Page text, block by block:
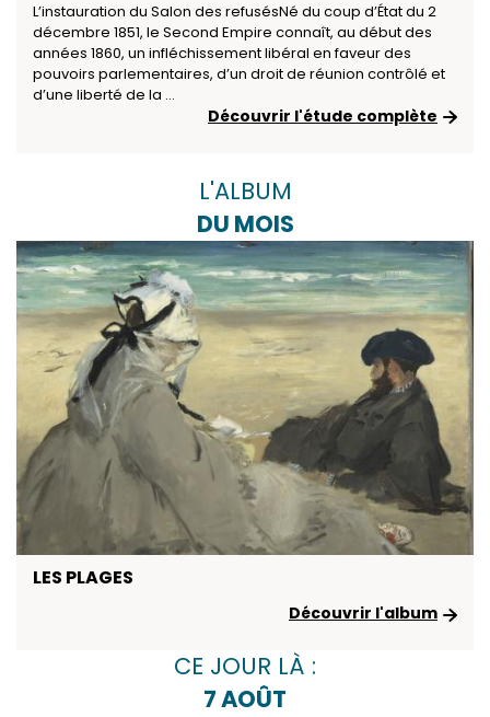
L’instauration du Salon des refusésNé du coup d’État du 2
décembre 1851, le Second Empire connaît, au début des
années 1860, un infléchissement libéral en faveur des
pouvoirs parlementaires, d’un droit de réunion contrôlé et
d’une liberté de la ...
Découvrir l'étude complète
L'ALBUM
DU MOIS
LES PLAGES
Découvrir l'album
CE JOUR LÀ :
7 AOÛT